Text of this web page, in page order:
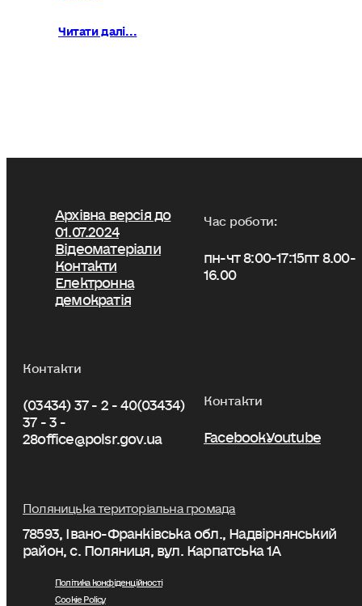
Читати далі...
Архівна версія до
01.07.2024
Відеоматеріали
Контакти
Електронна
демократія
Час роботи:
пн-чт 8:00-17:15пт 8.00-
16.00
Контакти
(03434) 37 - 2 - 40(03434)
37 - 3 -
28office@polsr.gov.ua
Контакти
FacebookYoutube
Поляницька територіальна громада
78593, Івано-Франківська обл., Надвірнянський
район, с. Поляниця, вул. Карпатська 1А
Політика конфіденційності
Cookie Policy